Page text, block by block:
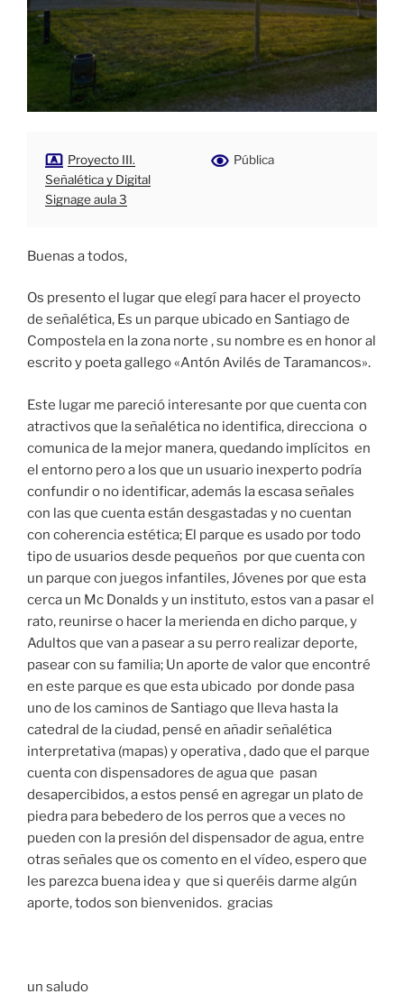
Proyecto III.
Señalética y Digital
Signage aula 3
Pública
Buenas a todos,
Os presento el lugar que elegí para hacer el proyecto
de señalética, Es un parque ubicado en Santiago de
Compostela en la zona norte , su nombre es en honor al
escrito y poeta gallego «Antón Avilés de Taramancos».
Este lugar me pareció interesante por que cuenta con
atractivos que la señalética no identifica, direcciona o
comunica de la mejor manera, quedando implícitos en
el entorno pero a los que un usuario inexperto podría
confundir o no identificar, además la escasa señales
con las que cuenta están desgastadas y no cuentan
con coherencia estética; El parque es usado por todo
tipo de usuarios desde pequeños por que cuenta con
un parque con juegos infantiles, Jóvenes por que esta
cerca un Mc Donalds y un instituto, estos van a pasar el
rato, reunirse o hacer la merienda en dicho parque, y
Adultos que van a pasear a su perro realizar deporte,
pasear con su familia; Un aporte de valor que encontré
en este parque es que esta ubicado por donde pasa
uno de los caminos de Santiago que lleva hasta la
catedral de la ciudad, pensé en añadir señalética
interpretativa (mapas) y operativa , dado que el parque
cuenta con dispensadores de agua que pasan
desapercibidos, a estos pensé en agregar un plato de
piedra para bebedero de los perros que a veces no
pueden con la presión del dispensador de agua, entre
otras señales que os comento en el vídeo, espero que
les parezca buena idea y que si queréis darme algún
aporte, todos son bienvenidos. gracias
un saludo